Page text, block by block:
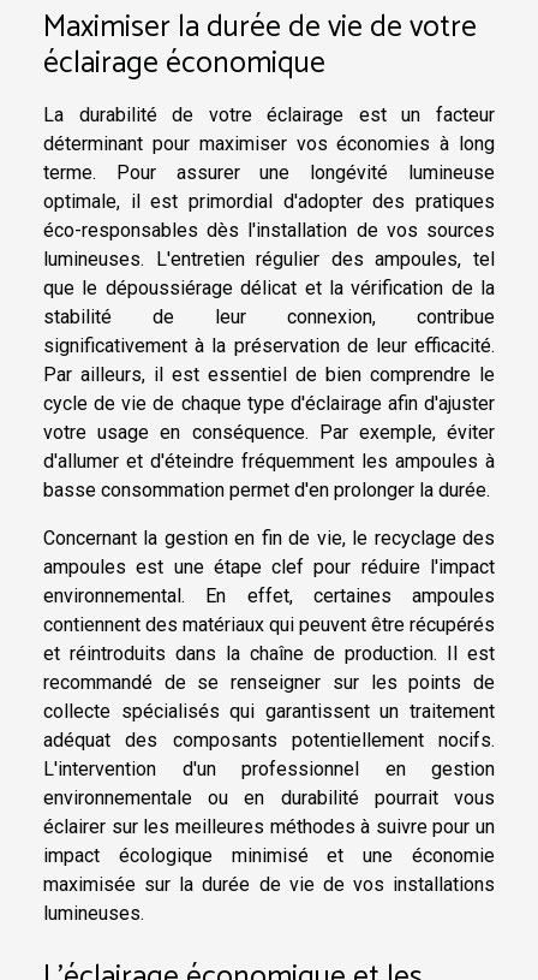
Maximiser la durée de vie de votre
éclairage économique
La durabilité de votre éclairage est un facteur
déterminant pour maximiser vos économies à long
terme. Pour assurer une longévité lumineuse
optimale, il est primordial d'adopter des pratiques
éco-responsables dès l'installation de vos sources
lumineuses. L'entretien régulier des ampoules, tel
que le dépoussiérage délicat et la vérification de la
stabilité de leur connexion, contribue
significativement à la préservation de leur efficacité.
Par ailleurs, il est essentiel de bien comprendre le
cycle de vie de chaque type d'éclairage afin d'ajuster
votre usage en conséquence. Par exemple, éviter
d'allumer et d'éteindre fréquemment les ampoules à
basse consommation permet d'en prolonger la durée.
Concernant la gestion en fin de vie, le recyclage des
ampoules est une étape clef pour réduire l'impact
environnemental. En effet, certaines ampoules
contiennent des matériaux qui peuvent être récupérés
et réintroduits dans la chaîne de production. Il est
recommandé de se renseigner sur les points de
collecte spécialisés qui garantissent un traitement
adéquat des composants potentiellement nocifs.
L'intervention d'un professionnel en gestion
environnementale ou en durabilité pourrait vous
éclairer sur les meilleures méthodes à suivre pour un
impact écologique minimisé et une économie
maximisée sur la durée de vie de vos installations
lumineuses.